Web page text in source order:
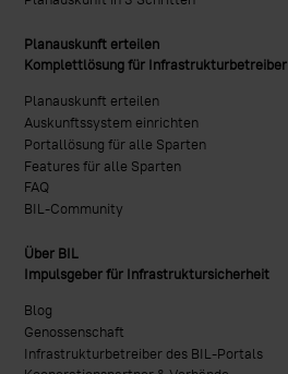
Planauskunft erteilen
Komplettlösung für Infrastrukturbetreiber
Planauskunft erteilen
Auskunftssystem einrichten
Portallösung für alle Sparten
Features für alle Sparten
FAQ
BIL-Community
Über BIL
Impulsgeber für Infrastruktursicherheit
Blog
Genossenschaft
Infrastrukturbetreiber des BIL-Portals